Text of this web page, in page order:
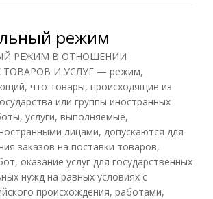
режим
РЕЖИМ В ОТНОШЕНИИ
И УСЛУГ — режим,
что товары, происходящие из
или группы иностранных
услуги, выполняемые,
лицами, допускаются для
заказов на поставки товаров,
оказание услуг для государственных
нужд на равных условиях с
происхождения, работами,